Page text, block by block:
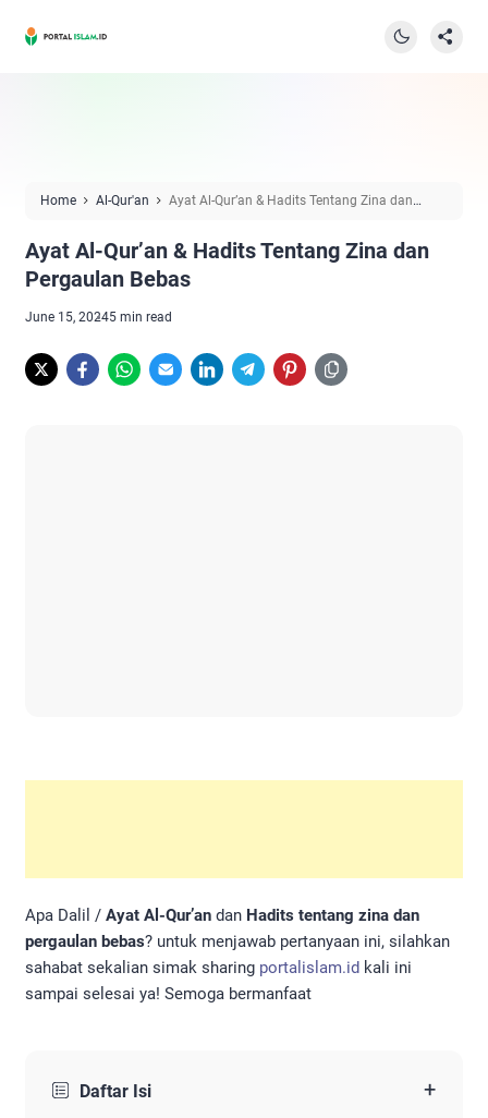
Home Al-Qur'an
Ayat Al-Qur’an & Hadits Tentang Zina dan
Ayat Al-Qur’an & Hadits Tentang Zina dan
Pergaulan Bebas
June 15, 20245 min read
Apa Dalil / Ayat Al-Qur’an dan Hadits tentang zina dan
pergaulan bebas? untuk menjawab pertanyaan ini, silahkan
sahabat sekalian simak sharing portalislam.id kali ini
sampai selesai ya! Semoga bermanfaat
Daftar Isi +